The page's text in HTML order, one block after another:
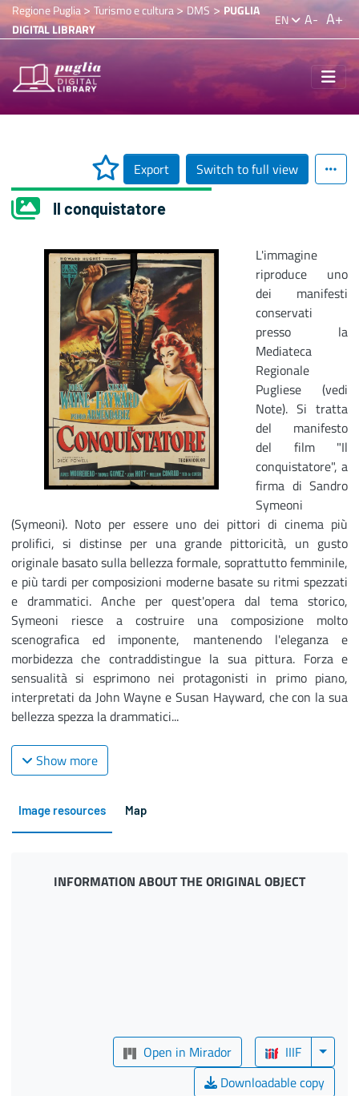
Regione Puglia> Turismo e cultura>DMS > PUGLIA
DIGITAL LIBRARY
EN A- A+
Export Switch to full view
Il conquistatore
L'immagine
riproduce uno
dei manifesti
conservati
presso la
Mediateca
Regionale
Pugliese (vedi
Note). Si tratta
del manifesto
del film "Il
conquistatore", a
firma di Sandro
Symeoni
(Symeoni). Noto per essere uno dei pittori di cinema più
prolifici, si distinse per una grande pittoricità, un gusto
originale basato sulla bellezza formale, soprattutto femminile,
e più tardi per composizioni moderne basate su ritmi spezzati
e drammatici. Anche per quest'opera dal tema storico,
Symeoni riesce a costruire una composizione molto
scenografica ed imponente, mantenendo l'eleganza e
morbidezza che contraddistingue la sua pittura. Forza e
sensualità si esprimono nei protagonisti in primo piano,
interpretati da John Wayne e Susan Hayward, che con la sua
bellezza spezza la drammatici...
Show more
Image resources Map
INFORMATION ABOUT THE ORIGINAL OBJECT
Open in Mirador
IIIF
Downloadable copy